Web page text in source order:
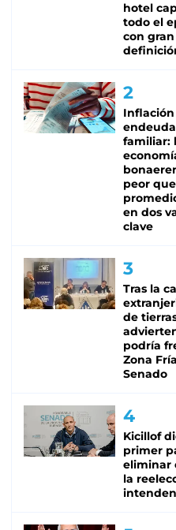
hotel
todo el
con gran
Inflación
familiar:
peor
en dos
clave
Tras la
de
podría
Zona
Senado
Kicillof
primer
eliminar
la